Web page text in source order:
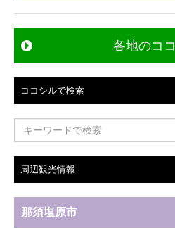
各地のコ
ココシルで検索
周辺観光情報
那須塩原市